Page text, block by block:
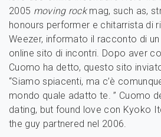
2005 moving rockmag, such as,
honours performer e chitarrista di
Weezer, informato il racconto di
online sito di incontri. Dopo aver
Cuomo ha detto, questo sito
“Siamo spiacenti, ma c’è
mondo quale adatto te. ” Cuomo
dating, but found love con Kyoko
the guy partnered nel 2006.